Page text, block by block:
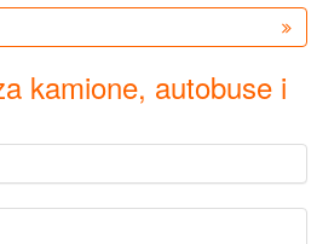
kamione, autobuse i